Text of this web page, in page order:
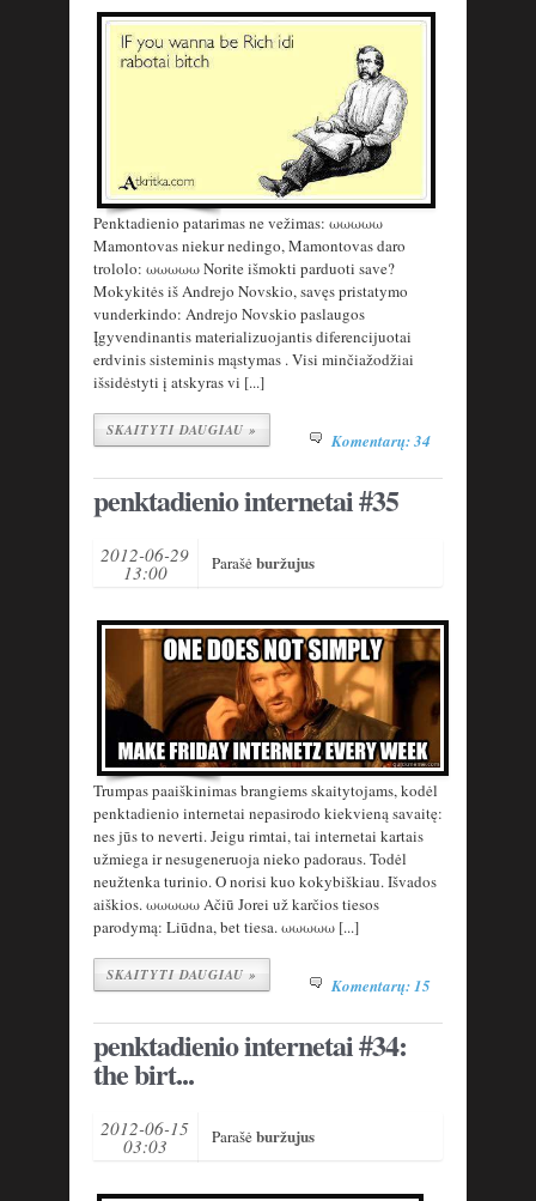
Penktadienio patarimas ne vežimas: ωωωωω
Mamontovas niekur nedingo, Mamontovas daro
trololo: ωωωωω Norite išmokti parduoti save?
Mokykitės iš Andrejo Novskio, savęs pristatymo
vunderkindo: Andrejo Novskio paslaugos
Įgyvendinantis materializuojantis diferencijuotai
erdvinis sisteminis mąstymas . Visi minčiažodžiai
išsidėstyti į atskyras vi [...]
SKAITYTI DAUGIAU » Komentarų: 34
penktadienio internetai #35
2012-06-29
13:00 Parašėburžujus
Trumpas paaiškinimas brangiems skaitytojams, kodėl
penktadienio internetai nepasirodo kiekvieną savaitę:
nes jūs to neverti. Jeigu rimtai, tai internetai kartais
užmiega ir nesugeneruoja nieko padoraus. Todėl
neužtenka turinio. O norisi kuo kokybiškiau. Išvados
aiškios. ωωωωω Ačiū Jorei už karčios tiesos
parodymą: Liūdna, bet tiesa. ωωωωω [...]
SKAITYTI DAUGIAU » Komentarų: 15
penktadienio internetai #34:
the birt...
2012-06-15
03:03 Parašėburžujus